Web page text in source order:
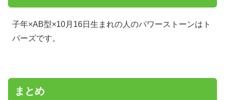
子年×AB型×10月16日生まれの人のパワーストーンはト
パーズです。
まとめ